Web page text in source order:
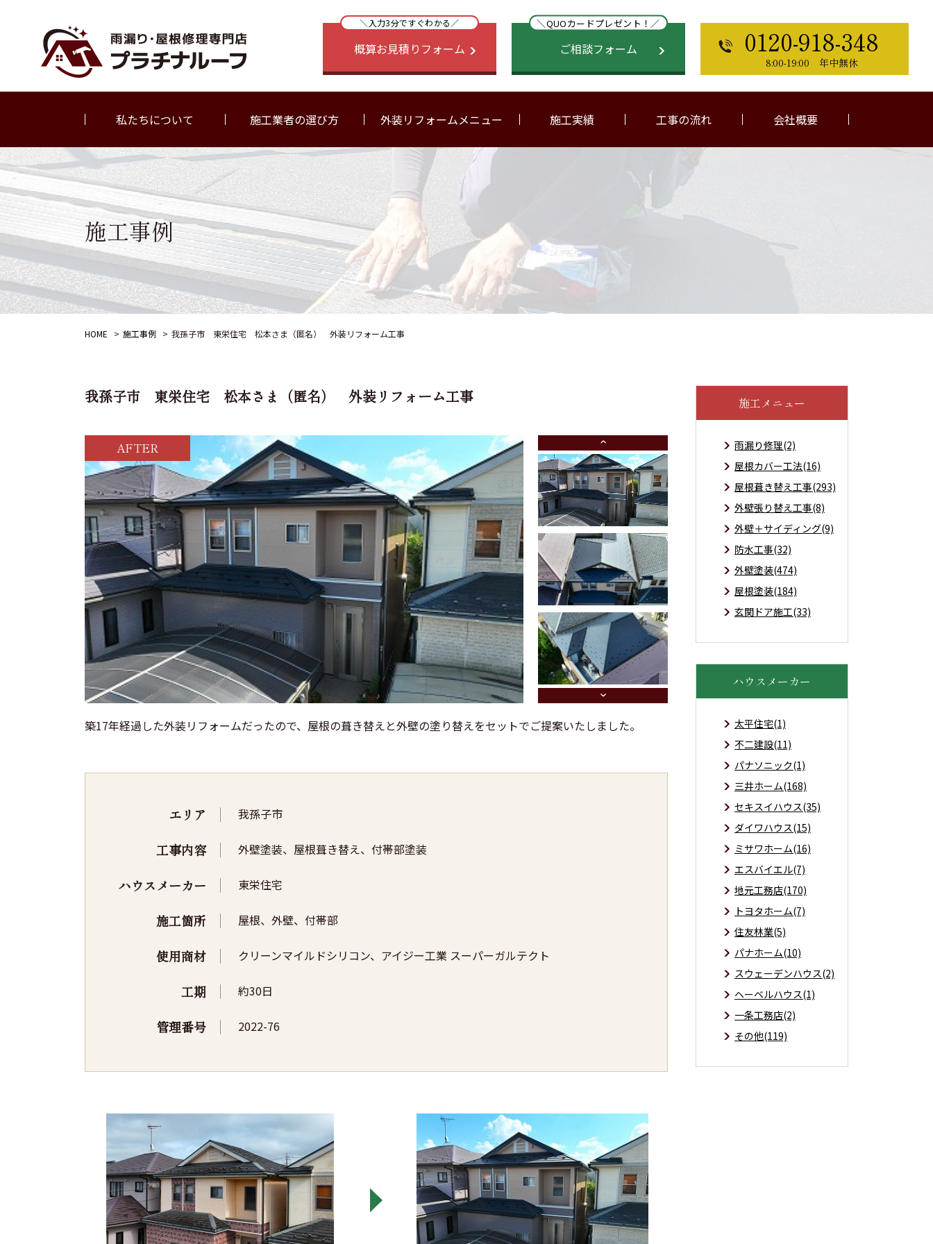
＼入力3分ですぐわかる／
概算お見積りフォーム
＼QUOカードプレゼント！／
ご相談フォーム 0120-918-348
8:00-19:00 年中無休
私たちについて 施工業者の選び方 外装リフォームメニュー 施工実績 工事の流れ 会社概要
施工事例
HOME 施工事例 我孫子市 東栄住宅 松本さま（匿名） 外装リフォーム工事
我孫子市 東栄住宅 松本さま（匿名） 外装リフォーム工事
築17年経過した外装リフォームだったので、屋根の葺き替えと外壁の塗り替えをセットでご提案いたしました。
エリア 我孫子市
工事内容 外壁塗装、屋根葺き替え、付帯部塗装
ハウスメーカー 東栄住宅
施工箇所 屋根、外壁、付帯部
使用商材 クリーンマイルドシリコン、アイジー工業 スーパーガルテクト
工期 約30日
管理番号 2022-76
施工メニュー
雨漏り修理(2)
屋根カバー工法(16)
屋根葺き替え工事(293)
外壁張り替え工事(8)
外壁＋サイディング(9)
防水工事(32)
外壁塗装(474)
屋根塗装(184)
玄関ドア施工(33)
ハウスメーカー
太平住宅(1)
不二建設(11)
パナソニック(1)
三井ホーム(168)
セキスイハウス(35)
ダイワハウス(15)
ミサワホーム(16)
エスバイエル(7)
地元工務店(170)
トヨタホーム(7)
住友林業(5)
パナホーム(10)
スウェーデンハウス(2)
ヘーベルハウス(1)
一条工務店(2)
その他(119)